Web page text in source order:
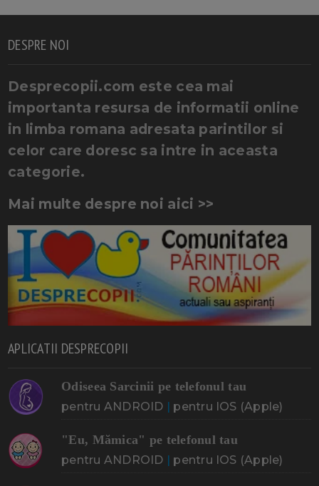
DESPRE NOI
Desprecopii.com este cea mai
importanta resursa de informatii online
in limba romana adresata parintilor si
celor care doresc sa intre in aceasta
categorie.
Mai multe despre noi aici >>
APLICATII DESPRECOPII
Odiseea Sarcinii pe telefonul tau
pentru ANDROID | pentru IOS (Apple)
"Eu, Mămica" pe telefonul tau
pentru ANDROID | pentru IOS (Apple)